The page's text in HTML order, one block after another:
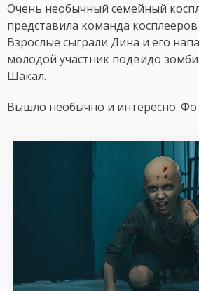
Очень необычный семейный
представила команда косплееров
Взрослые сыграли Дина и его
молодой участник подвидо
Шакал.
Вышло необычно и интересно.